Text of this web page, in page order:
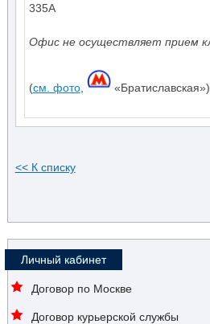
335А
Офис не осуществляет прием
(см. фото, «Братиславская»)
<< К списку
Личный кабинет
Договор по Москве
Договор курьерской службы